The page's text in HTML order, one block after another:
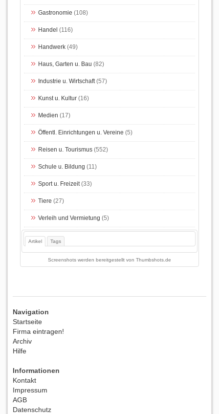
Gastronomie (108)
Handel (116)
Handwerk (49)
Haus, Garten u. Bau (82)
Industrie u. Wirtschaft(57)
Kunst u. Kultur (16)
Medien (17)
Öffentl. Einrichtungen u. Vereine (5)
Reisen u. Tourismus (552)
Schule u. Bildung (11)
Sport u. Freizeit(33)
Tiere (27)
Verleih und Vermietung (5)
Artikel Tags
Screenshots werden bereitgestellt von Thumbshots.de
Navigation
Startseite
Firma eintragen!
Archiv
Hilfe
Informationen
Kontakt
Impressum
AGB
Datenschutz